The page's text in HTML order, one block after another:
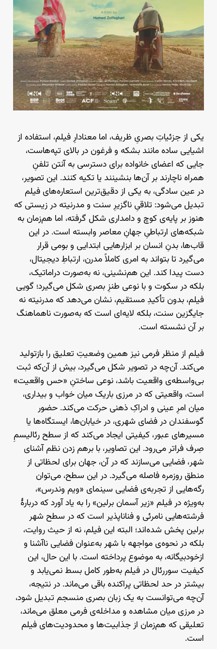
یکی از جزئیاتِ بصریِ ظریف، اما معنادارِ فیلم، استفاده از
اشیایی ساده مانند بشکه و فرغون در بالای تپه‌هاست،
جایی که اعضای خانواده برای دسترسی به آنتن تلفنِ
همراه ناچارند بر آن‌ها بنشینند یا تکیه کنند. این تصویر،
در عین سادگی، به یکی از دقیق‌ترین استعاره‌های فیلم
تبدیل می‌شود: تلاقیِ ناگزیرِ سنت و مدرنیته در زیستی که
هنوز بر پایه‌ی کوچ و دامداری شکل گرفته، اما هم‌زمان به
شبکه‌های ارتباطیِ جهانِ معاصر وابسته است. در این
قاب‌ها، بدنِ انسان بر ابزارهایی ابتدایی و بومی قرار
می‌گیرد تا بتواند به امری کاملاً مدرن، ارتباطِ دیجیتال،
دست پیدا کند. این هم‌نشینی، نه به‌صورت دراماتیک،
بلکه در سکوت و با نوعی طنزِ بصری شکل می‌گیرد؛ گویی
فیلم، بدون تأکیدِ مستقیم، نشان می‌دهد که مدرنیته نه
جایگزین سنت، بلکه لایه‌ای است که به‌صورت ناهماهنگ
بر آن نشسته است.
فیلم از منظر فرمی نیز همین وضعیتِ تعلیق را بازتولید
می‌کند. آن‌چه در تصویر شکل می‌گیرد، بیش از آن‌که ثبت
بی‌واسطه‌ی واقعیت باشد، نوعی ساختنِ «حس واقعیت»
است، واقعیتی که در مرزی باریک میان خواب و بیداری،
میان امرِ عینی و ادراکِ ذهنی حرکت می‌کند. حضور
گوسفندان در فضای شهری، در خیابان‌ها، ایستگاه‌ها یا
مسیرهای عبور، کیفیتی ایجاد می‌کند که از سطح رئالیسمِ
صِرف فراتر می‌رود. این تصاویر، با برهم زدن نظم آشنای
شهر، فضایی می‌سازند که در آن، جهان برای لحظاتی از
منطق روزمره فاصله می‌گیرد. در این سطح، می‌توان
رگه‌هایی از تجربه‌ی فضایی سینمای «ویم وندرس»،
به‌ویژه در فیلم «زیر آسمان برلین» را به یاد آورد که دربارهٔ
فرشته‌هایی نامرئی و فناناپذیر است که در سطح شهر
برلین پخش شده‌اند؛ البته این فیلم، نه از حیث روایت،
بلکه در نحوه‌ی مواجهه با شهر به‌عنوان فضایی ناآشنا و
ازخودبیگانه، به موضوع پرداخته است. با این حال، این
کیفیت سوررئال در فیلم به‌طور کامل بسط نمی‌یابد و
بیشتر در حد لحظاتی پراکنده باقی می‌ماند. در نتیجه،
آن‌چه می‌توانست به یک زبان بصری منسجم تبدیل شود،
در مرزی میان مشاهده و مداخله‌ی فرمی معلق می‌ماند،
تعلیقی که هم‌زمان از جذابیت‌ها و محدودیت‌های فیلم
است.